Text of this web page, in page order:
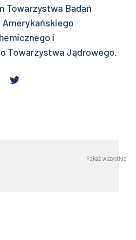
Towarzystwa Badań
Amerykańskiego
i
Towarzystwa Jądrowego.
Pokaż wszystkie